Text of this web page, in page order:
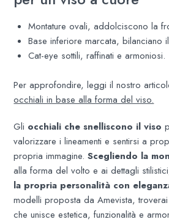
Montature ovali, addolciscono la
Base inferiore marcata, bilanciano
Cat-eye sottili, raffinati e armoniosi.
Per approfondire, leggi il nostro
occhiali in base alla forma del viso.
Gli occhiali che snelliscono il viso
valorizzare i lineamenti e sentirsi a
propria immagine.Scegliendo la
alla forma del volto e ai dettagli
la propria personalità con
modelli proposta da Amevista, troverai
che unisce estetica, funzionalità e